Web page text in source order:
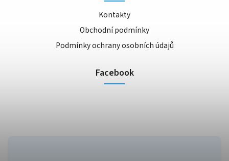
Kontakty
Obchodní podmínky
Podmínky ochrany osobních údajů
Facebook